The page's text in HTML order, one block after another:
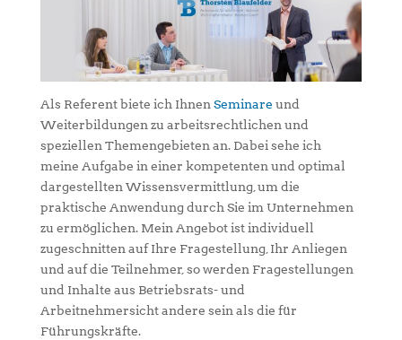
Als Referent biete ich IhnenSeminare und
Weiterbildungen zu arbeitsrechtlichen und
speziellen Themengebieten an. Dabei sehe ich
meine Aufgabe in einer kompetenten und optimal
dargestellten Wissensvermittlung, um die
praktische Anwendung durch Sie im Unternehmen
zu ermöglichen. Mein Angebot ist individuell
zugeschnitten auf Ihre Fragestellung, Ihr Anliegen
und auf die Teilnehmer, so werden Fragestellungen
und Inhalte aus Betriebsrats- und
Arbeitnehmersicht andere sein als die für
Führungskräfte.